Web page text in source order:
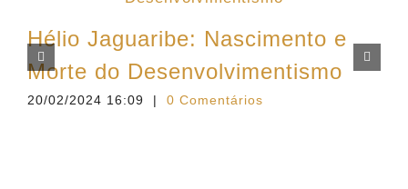
Hélio Jaguaribe: Nascimento e
Morte do Desenvolvimentismo
20/02/2024 16:09 | 0 Comentários